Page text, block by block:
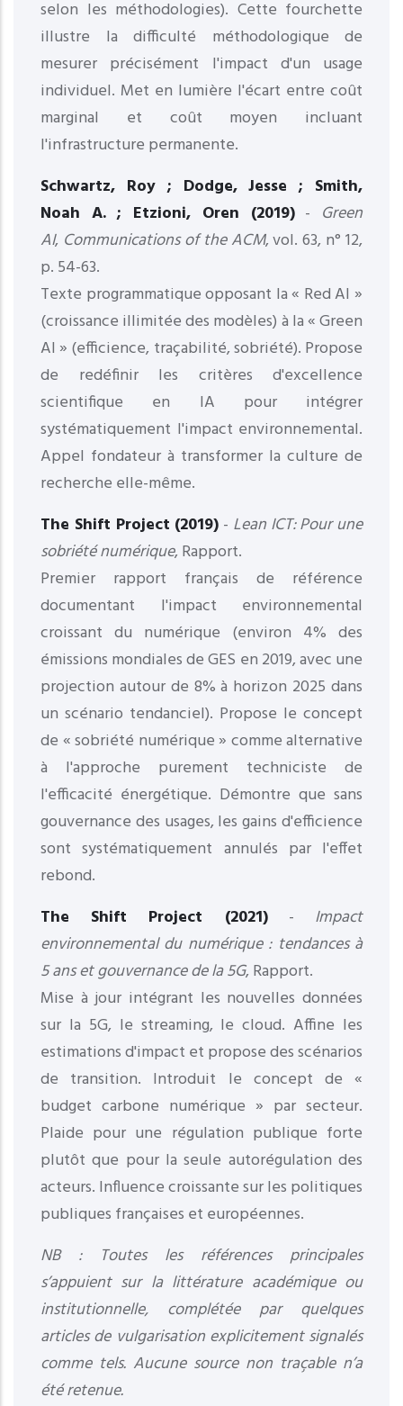
selon les méthodologies). Cette fourchette
illustre la difficulté méthodologique de
mesurer précisément l'impact d'un usage
individuel. Met en lumière l'écart entre coût
marginal et coût moyen incluant
l'infrastructure permanente.
Schwartz, Roy ; Dodge, Jesse ; Smith,
Noah A. ; Etzioni, Oren (2019)- Green
AI, Communications of the ACM, vol. 63, n° 12,
p. 54-63.
Texte programmatique opposant la « Red AI »
(croissance illimitée des modèles) à la « Green
AI » (efficience, traçabilité, sobriété). Propose
de redéfinir les critères d'excellence
scientifique en IA pour intégrer
systématiquement l'impact environnemental.
Appel fondateur à transformer la culture de
recherche elle-même.
The Shift Project (2019) - Lean ICT: Pour une
sobriété numérique, Rapport.
Premier rapport français de référence
documentant l'impact environnemental
croissant du numérique (environ 4% des
émissions mondiales de GES en 2019, avec une
projection autour de 8% à horizon 2025 dans
un scénario tendanciel). Propose le concept
de « sobriété numérique » comme alternative
à l'approche purement techniciste de
l'efficacité énergétique. Démontre que sans
gouvernance des usages, les gains d'efficience
sont systématiquement annulés par l'effet
rebond.
The Shift Project (2021)- Impact
environnemental du numérique : tendances à
5 ans et gouvernance de la 5G, Rapport.
Mise à jour intégrant les nouvelles données
sur la 5G, le streaming, le cloud. Affine les
estimations d'impact et propose des scénarios
de transition. Introduit le concept de «
budget carbone numérique » par secteur.
Plaide pour une régulation publique forte
plutôt que pour la seule autorégulation des
acteurs. Influence croissante sur les politiques
publiques françaises et européennes.
NB : Toutes les références principales
s’appuient sur la littérature académique ou
institutionnelle, complétée par quelques
articles de vulgarisation explicitement signalés
comme tels. Aucune source non traçable n’a
été retenue.